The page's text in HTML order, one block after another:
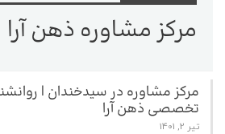
مرکز مشاوره ذهن آرا
مرکز مشاوره در سیدخندان |
تخصصی ذهن آرا
تیر 2, 1401